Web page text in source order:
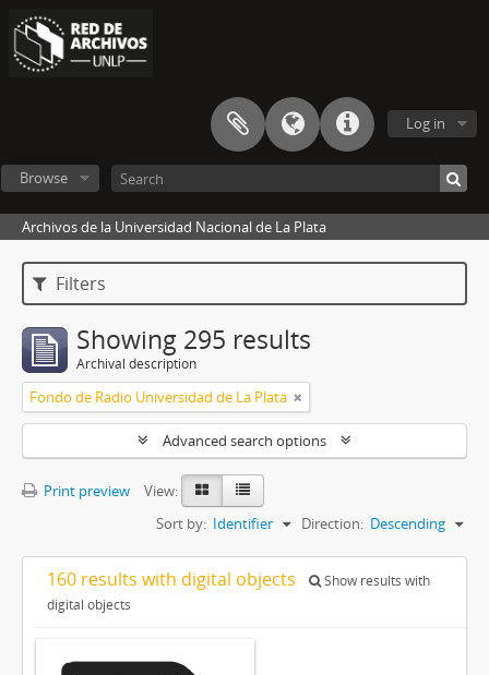
Log in
Browse
Archivos de la Universidad Nacional de La Plata
Filters
Showing 295 results
Archival description
Fondo de Radio Universidad de La Plata
Advanced search options
Print preview
View:
Sort by: Identifier Direction: Descending
160 results with digital objects
Show results with
digital objects